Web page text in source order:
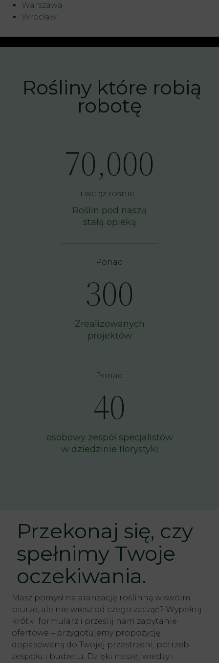
Warszawa
Wrocław
Rośliny które robią
robotę
70,000
i wciąż rośnie...
Roślin pod naszą
stałą opieką
Ponad
300
Zrealizowanych
projektów
Ponad
40
osobowy zespół specjalistów
w dziedzinie florystyki
Przekonaj się, czy
spełnimy Twoje
oczekiwania.
Masz pomysł na aranżację roślinną w swoim
biurze, ale nie wiesz od czego zacząć? Wypełnij
krótki formularz i prześlij nam zapytanie
ofertowe – przygotujemy propozycję
dopasowaną do Twojej przestrzeni, potrzeb
zespołu i budżetu. Dzięki naszej wiedzy i